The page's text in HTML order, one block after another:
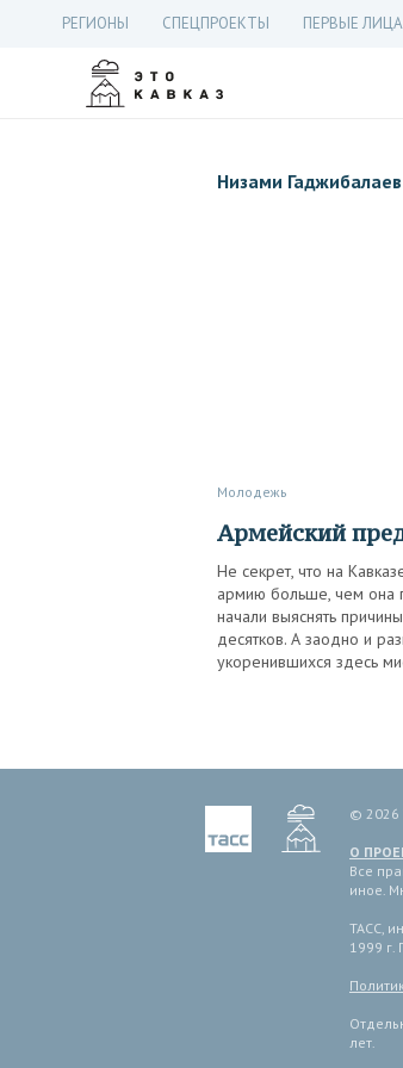
РЕГИОНЫ СПЕЦПРОЕКТЫ ПЕРВЫЕ ЛИЦА
Низами
Молодежь
Армейский
Не секрет, что на
армию больше, чем она
начали выяснять
десятков. А заодно и
укоренившихся здесь
© 2026
О
Все
иное.
ТАСС,
1999 г.
лет.